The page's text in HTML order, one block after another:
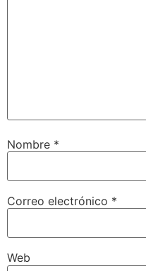
Nombre *
Correo electrónico *
Web